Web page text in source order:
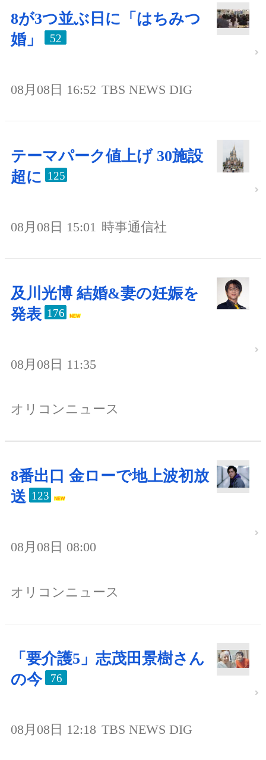
8が3つ並ぶ日に「はちみつ
婚」
52
08月08日 16:52 TBS NEWS DIG
テーマパーク値上げ 30施設
超に 125
08月08日 15:01 時事通信社
及川光博 結婚&妻の妊娠を
発表 176
08月08日 11:35
オリコンニュース
8番出口 金ローで地上波初放
送 123
08月08日 08:00
オリコンニュース
「要介護5」志茂田景樹さん
の今
76
08月08日 12:18 TBS NEWS DIG